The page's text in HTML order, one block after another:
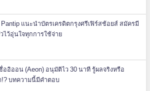
แนะนำบัตรเครดิตกรุงศรีเฟิร์สช้อยส์ สมัครมี
ไว้อุ่นใจทุกการใช้จ่าย
ออิออน (Aeon) อนุมัติไว 30 นาที รู้ผลจริงหรือ
!? บทความนี้มีคำตอบ